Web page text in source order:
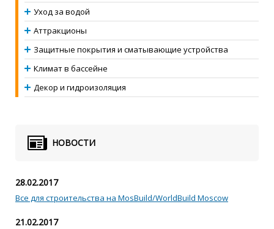
Уход за водой
Аттракционы
Защитные покрытия и сматывающие устройства
Климат в бассейне
Декор и гидроизоляция
НОВОСТИ
28.02.2017
Все для строительства на MosBuild/WorldBuild Moscow
21.02.2017